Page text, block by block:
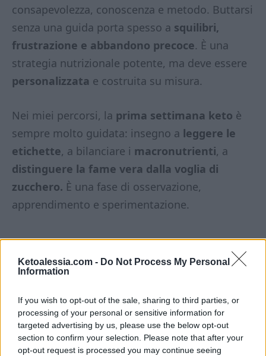
Ketoalessia.com - Do Not Process My Personal
Information
If you wish to opt-out of the sale, sharing to third parties, or
processing of your personal or sensitive information for
targeted advertising by us, please use the below opt-out
section to confirm your selection. Please note that after your
opt-out request is processed you may continue seeing
consapevolezza, conoscenza e metodo. Buttarsi
senza una guida porta spesso a squilibri,
frustrazione e abbandono precoce. È una
strategia nutrizionale potente, ma deve essere
personalizzata e costruita su misura.
Nei miei percorsi, la prima settimana keto è
sempre molto guidata: insegno a leggere le
etichette, a bilanciare i macronutrienti, a
distinguere la fame vera dalla voglia di
zucchero. È una fase di osservazione,
apprendimento e sperimentazione.
Come comporre un piatto
keto: semplice, efficace,
bilanciato